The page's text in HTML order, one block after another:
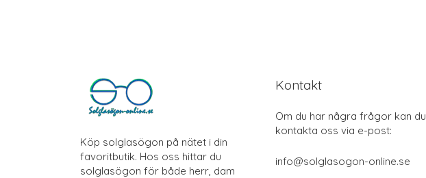
Köp solglasögon på nätet i din
favoritbutik. Hos oss hittar du
solglasögon för både herr, dam
Kontakt
Om du har några frågor kan du
kontakta oss via e-post:
info@solglasogon-online.se